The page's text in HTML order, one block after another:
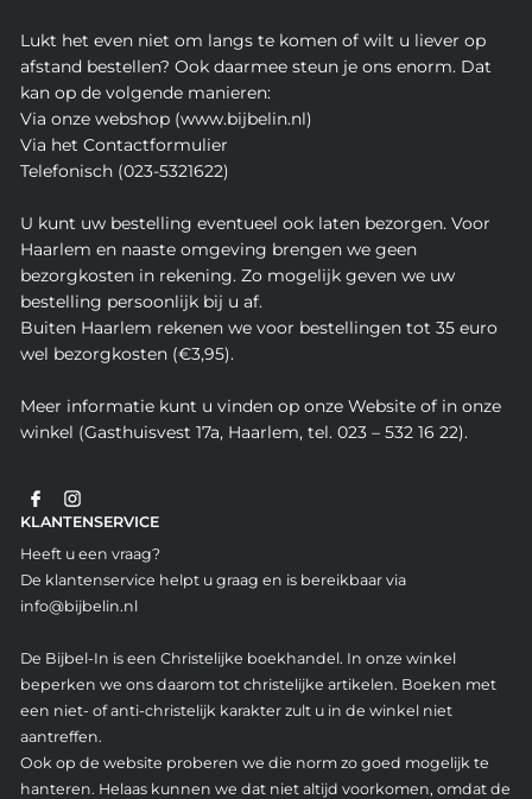
Lukt het even niet om langs te komen of wilt u liever op
afstand bestellen? Ook daarmee steun je ons enorm. Dat
kan op de volgende manieren:
Via onze webshop (www.bijbelin.nl)
Via het Contactformulier
Telefonisch (023-5321622)
U kunt uw bestelling eventueel ook laten bezorgen. Voor
Haarlem en naaste omgeving brengen we geen
bezorgkosten in rekening. Zo mogelijk geven we uw
bestelling persoonlijk bij u af.
Buiten Haarlem rekenen we voor bestellingen tot 35 euro
wel bezorgkosten (€3,95).
Meer informatie kunt u vinden op onze Website of in onze
winkel (Gasthuisvest 17a, Haarlem, tel. 023 – 532 16 22).
KLANTENSERVICE
Heeft u een vraag?
De klantenservice helpt u graag en is bereikbaar via
info@bijbelin.nl
De Bijbel-In is een Christelijke boekhandel. In onze winkel
beperken we ons daarom tot christelijke artikelen. Boeken met
een niet- of anti-christelijk karakter zult u in de winkel niet
aantreffen.
Ook op de website proberen we die norm zo goed mogelijk te
hanteren. Helaas kunnen we dat niet altijd voorkomen, omdat de